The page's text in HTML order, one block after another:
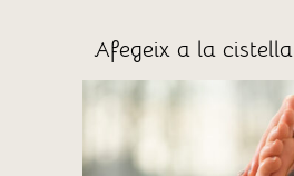
Afegeix a la cistella